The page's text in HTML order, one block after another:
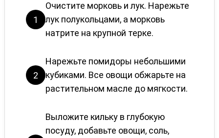
1
Очистите морковь и лук. Нарежьте
лук полукольцами, а морковь
натрите на крупной терке.
2
Нарежьте помидоры небольшими
кубиками. Все овощи обжарьте на
растительном масле до мягкости.
Выложите кильку в глубокую
посуду, добавьте овощи, соль,